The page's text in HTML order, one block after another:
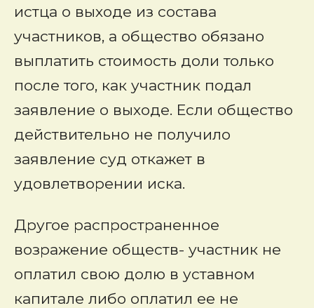
истца о выходе из состава
участников, а общество обязано
выплатить стоимость доли только
после того, как участник подал
заявление о выходе. Если общество
действительно не получило
заявление суд откажет в
удовлетворении иска.
Другое распространенное
возражение обществ- участник не
оплатил свою долю в уставном
капитале либо оплатил ее не